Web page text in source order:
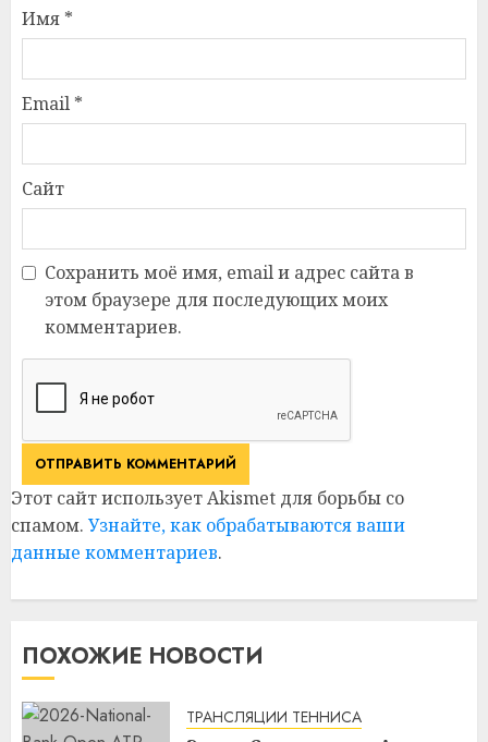
Имя *
Email *
Сайт
Сохранить моё имя, email и адрес сайта в
этом браузере для последующих моих
комментариев.
Этот сайт использует Akismet для борьбы со
спамом. Узнайте, как обрабатываются ваши
данные комментариев.
ПОХОЖИЕ НОВОСТИ
ТРАНСЛЯЦИИ ТЕННИСА